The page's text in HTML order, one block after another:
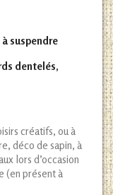
suspendre
dentelés,
créatifs, ou à
déco de sapin, à
lors d’occasion
(en présent à